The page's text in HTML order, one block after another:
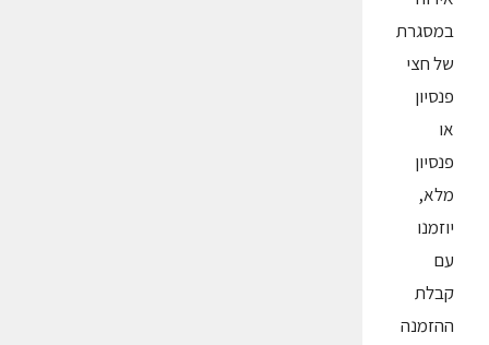
במסגרת
של חצי
פנסיון
או
פנסיון
מלא,
יוזמנו
עם
קבלת
ההזמנה